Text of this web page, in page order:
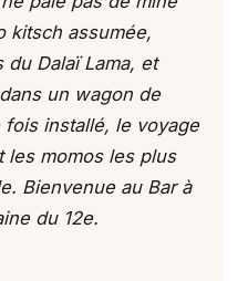
kitsch assumée,
Dalaï Lama, et
un wagon de
installé, le voyage
les momos les plus
Bienvenue au Bar à
du 12e.